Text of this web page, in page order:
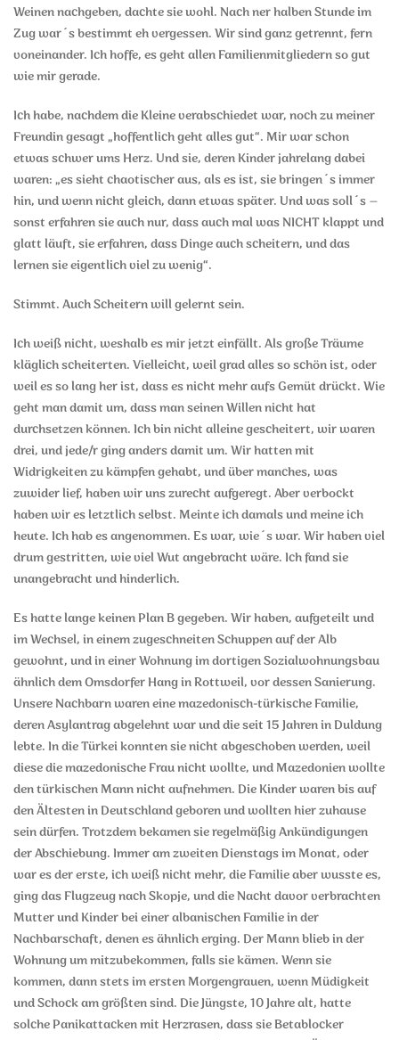
Weinen nachgeben, dachte sie wohl. Nach ner halben Stunde im
Zug war´s bestimmt eh vergessen. Wir sind ganz getrennt, fern
voneinander. Ich hoffe, es geht allen Familienmitgliedern so gut
wie mir gerade.
Ich habe, nachdem die Kleine verabschiedet war, noch zu meiner
Freundin gesagt „hoffentlich geht alles gut“. Mir war schon
etwas schwer ums Herz. Und sie, deren Kinder jahrelang dabei
waren: „es sieht chaotischer aus, als es ist, sie bringen´s immer
hin, und wenn nicht gleich, dann etwas später. Und was soll´s –
sonst erfahren sie auch nur, dass auch mal was NICHT klappt und
glatt läuft, sie erfahren, dass Dinge auch scheitern, und das
lernen sie eigentlich viel zu wenig“.
Stimmt. Auch Scheitern will gelernt sein.
Ich weiß nicht, weshalb es mir jetzt einfällt. Als große Träume
kläglich scheiterten. Vielleicht, weil grad alles so schön ist, oder
weil es so lang her ist, dass es nicht mehr aufs Gemüt drückt. Wie
geht man damit um, dass man seinen Willen nicht hat
durchsetzen können. Ich bin nicht alleine gescheitert, wir waren
drei, und jede/r ging anders damit um. Wir hatten mit
Widrigkeiten zu kämpfen gehabt, und über manches, was
zuwider lief, haben wir uns zurecht aufgeregt. Aber verbockt
haben wir es letztlich selbst. Meinte ich damals und meine ich
heute. Ich hab es angenommen. Es war, wie´s war. Wir haben viel
drum gestritten, wie viel Wut angebracht wäre. Ich fand sie
unangebracht und hinderlich.
Es hatte lange keinen Plan B gegeben. Wir haben, aufgeteilt und
im Wechsel, in einem zugeschneiten Schuppen auf der Alb
gewohnt, und in einer Wohnung im dortigen Sozialwohnungsbau
ähnlich dem Omsdorfer Hang in Rottweil, vor dessen Sanierung.
Unsere Nachbarn waren eine mazedonisch-türkische Familie,
deren Asylantrag abgelehnt war und die seit 15 Jahren in Duldung
lebte. In die Türkei konnten sie nicht abgeschoben werden, weil
diese die mazedonische Frau nicht wollte, und Mazedonien wollte
den türkischen Mann nicht aufnehmen. Die Kinder waren bis auf
den Ältesten in Deutschland geboren und wollten hier zuhause
sein dürfen. Trotzdem bekamen sie regelmäßig Ankündigungen
der Abschiebung. Immer am zweiten Dienstags im Monat, oder
war es der erste, ich weiß nicht mehr, die Familie aber wusste es,
ging das Flugzeug nach Skopje, und die Nacht davor verbrachten
Mutter und Kinder bei einer albanischen Familie in der
Nachbarschaft, denen es ähnlich erging. Der Mann blieb in der
Wohnung um mitzubekommen, falls sie kämen. Wenn sie
kommen, dann stets im ersten Morgengrauen, wenn Müdigkeit
und Schock am größten sind. Die Jüngste, 10 Jahre alt, hatte
solche Panikattacken mit Herzrasen, dass sie Betablocker